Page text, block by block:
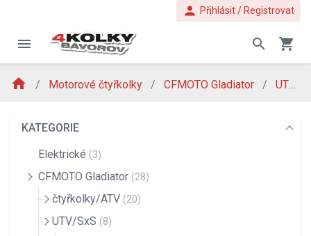
person Přihlásit / Registrovat
menu search shopping_cart
home Motorové čtyřkolky CFMOTO Gladiator UTV/SxS
KATEGORIE
Elektrické (3)
CFMOTO Gladiator (28)
čtyřkolky/ATV (20)
UTV/SxS (8)